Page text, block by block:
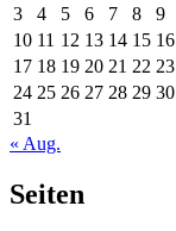
3
4 5 6 7 8
9
10 11 12 13 14 15 16
17 18 19 20 21 22 23
24 25 26 27 28 29 30
31
« Aug.
Seiten